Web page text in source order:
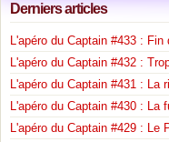
Derniers articles
L'apéro du Captain #433 :
L'apéro du Captain #432 :
L'apéro du Captain #431 : La
L'apéro du Captain #430 : La
L'apéro du Captain #429 : Le